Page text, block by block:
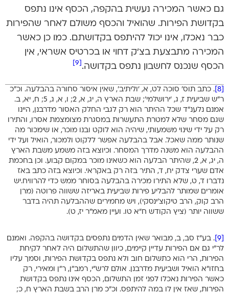
גם כאשר המכירה נעשית בהקפה, הכסף אינו נתפס
בקדושת הפירות. שהואיל והכסף משולם לאחר שהפירות
כבר נאכלו, אינו יכול להיתפס בקדושתם. כמו כן כאשר
המכירה מתבצעת בצ’ק דחוי או בכרטיס אשראי, אין
הכסף שנכנס לחשבון נתפס בקדושה.
. כתב תוס’ סוכה לט, א, ‘וליתיב’, שאין איסור סחורה בהבלעה. וכ”כ
ר”ש שביעית ז, ג, ‘ירושלמי’; שבת הארץ ה, יג, א, 2; ו, א, ג, 5; ח, יא, ב.
אמנם נלענ”ד שכל ההיתר הוא רק לגבי החלק האסור מדרבנן, היינו
שגם מסחר שלא למטרת התעשרות במסגרת מצומצמת אסרו, והתירו
רק על ידי שינוי משמעותי, שיהיה הוא לוקט ובנו מוכר, או שימכור מה
שנותר ממה שאכל. אבל בהבלעה אפשר ללקוט ולמכור, הואיל ועל ידי
ההבלעה הוא משנה מדרך המסחר. וכיוצא בזה משמע משבת הארץ
ה, יג, א, 2, שהיתר הבלעה הוא כשאינו מוכר במקום קבוע. וכן בחכמת
אדם שערי צדק יח, ד, התיר בזה רק באקראי. וכיוצא בזה כתב באז
נדברו ד, ט, שלא התירו מכירה בהבלעה בסוחר ממש כדי להרוויח.יש
אומרים שמותר להבליע פירות שביעית באריזה ששווה פרוטה (מרן
הרב קוק, הרב טיקוצ’ינסקי), ויש מחמירים שההבלעה תהיה בדבר
ששווה יותר (ציץ הקודש ח”א טו. ועיין מאמ”ר יז, ט).
. בע”ז סב, ב, מבואר שאין הדמים נתפסים בקדושה בהקפה. ואמנם
לר”י גם אם הפירות עדיין קיימים, כיוון שהתשלום היה לאחר לקיחת
הפירות, הרי הוא כתשלום חוב ולא נתפס בקדושת הפירות, וסמך עליו
בחזו”א הואיל ושביעית מדרבנן. אולם לרש”י, רמב”ן, ר”ן ומאירי, רק
כאשר הפירות נאכלו לפני זמן התשלום, הכסף אינו נתפס בקדושת
הפירות, שאז אין לו במה להיתפס. וכ”כ מרן הרב בשבת הארץ ח, כ;